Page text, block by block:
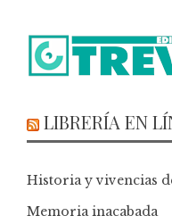
LIBRERÍA EN
Historia y vivencias
Memoria inacabada